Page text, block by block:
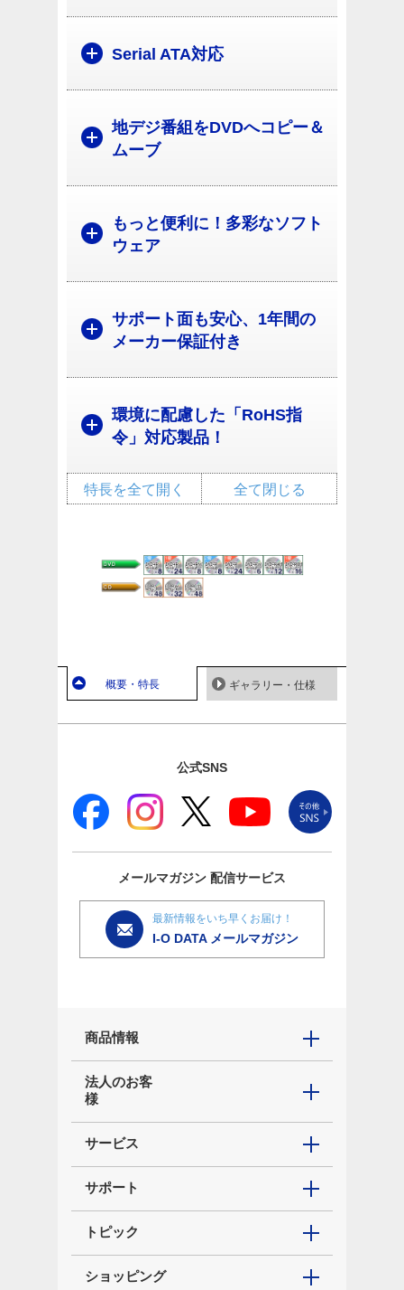
Serial ATA対応
地デジ番組をDVDへコピー＆
ムーブ
もっと便利に！多彩なソフト
ウェア
サポート面も安心、1年間の
メーカー保証付き
環境に配慮した「RoHS指
令」対応製品！
全て閉じる
特長を全て開く
概要・特長 ギャラリー・仕様
公式SNS
メールマガジン 配信サービス
最新情報をいち早くお届け！
I-O DATA メールマガジン
商品情報
法人のお客
様
サービス
サポート
トピック
ショッピング